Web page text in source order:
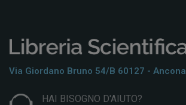
Via Giordano Bruno 54/b 60127 - Ancona
HAI BISOGNO D'AIUTO?